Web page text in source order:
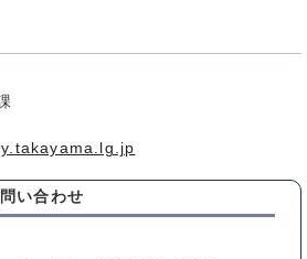
い合わせ